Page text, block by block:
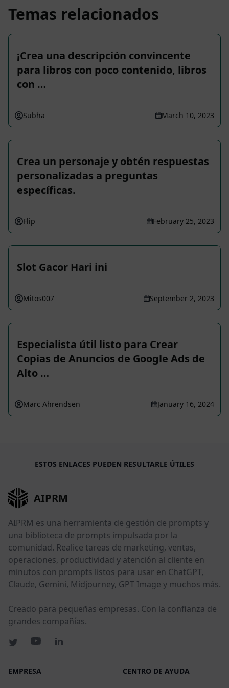
Temas relacionados
¡Crea una descripción convincente
para libros con poco contenido, libros
con …
Subha March 10, 2023
Crea un personaje y obtén respuestas
personalizadas a preguntas
específicas.
Flip February 25, 2023
Slot Gacor Hari ini
Mitos007 September 2, 2023
Especialista útil listo para Crear
Copias de Anuncios de Google Ads de
Alto …
Marc Ahrendsen January 16, 2024
ESTOS ENLACES PUEDEN RESULTARLE ÚTILES
AIPRM
AIPRM es una herramienta de gestión de prompts y
una biblioteca de prompts impulsada por la
comunidad. Realice tareas de marketing, ventas,
operaciones, productividad y atención al cliente en
minutos con prompts listos para usar en ChatGPT,
Claude, Gemini, Midjourney, GPT Image y muchos más.
Creado para pequeñas empresas. Con la confianza de
grandes compañías.
EMPRESA CENTRO DE AYUDA